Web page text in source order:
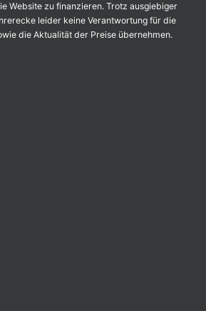
Website zu finanzieren. Trotz ausgiebiger
leider keine Verantwortung für die
die Aktualität der Preise übernehmen.